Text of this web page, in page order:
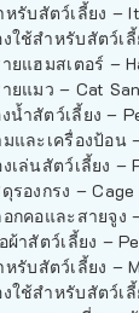
รับสัตว์เลี้ยง –
ใช้สำหรับสัตว์เ
ยแฮมสเตอร์ –
ยแมว – Cat
น้ำสัตว์เลี้ยง –
และเครื่องป้อน
เล่นสัตว์เลี้ยง –
รองกรง –
กคอและสายจูง
ผ้าสัตว์เลี้ยง –
รับสัตว์เลี้ยง –
ใช้สำหรับสัตว์เ